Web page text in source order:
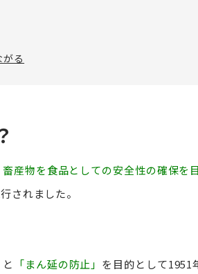
る
産物を食品としての安全性の確保を
されました。
と 「まん延の防止」 を目的として1951